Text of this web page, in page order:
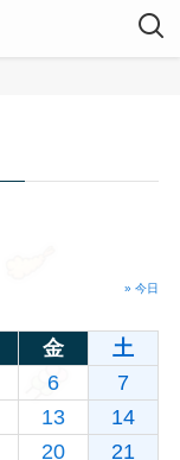
» 今日
金
土
6
7
13
14
20
21